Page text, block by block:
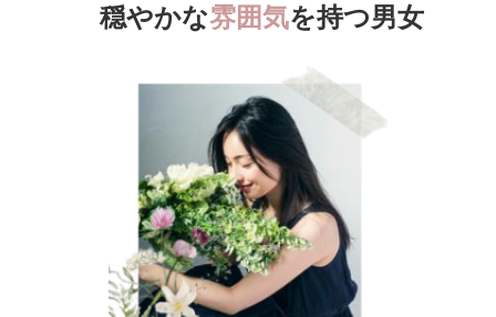
穏やかな雰囲気を持つ男女